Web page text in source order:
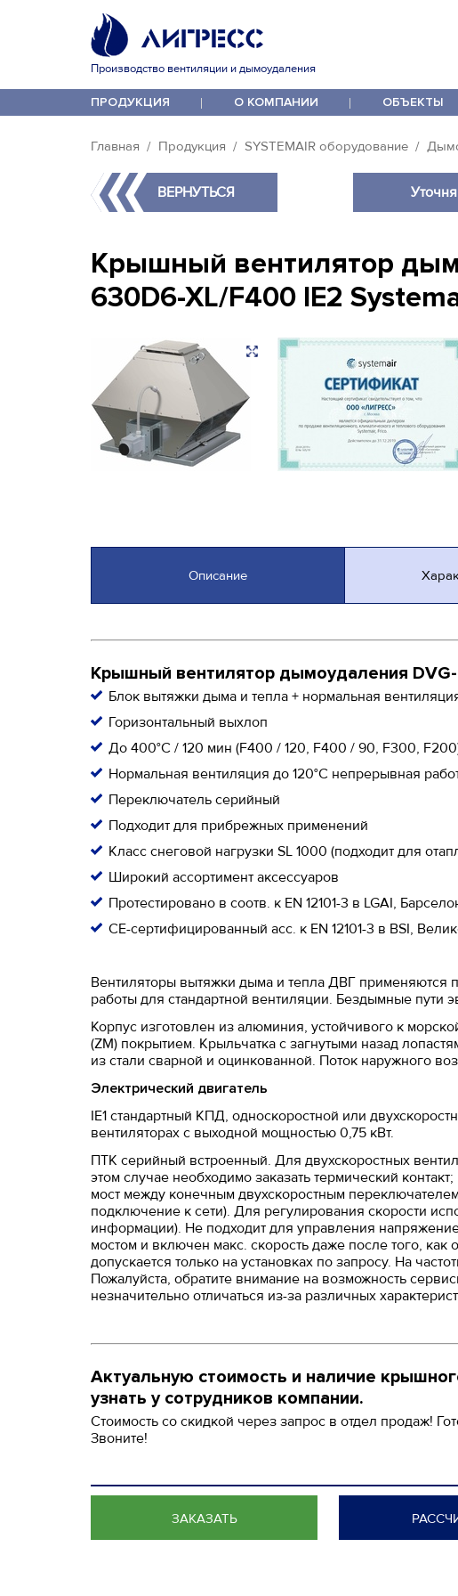
Производство вентиляции и дымоудаления
ПРОДУКЦИЯ О КОМПАНИИ ОБЪЕКТЫ
Главная Продукция SYSTEMAIR оборудование
ВЕРНУТЬСЯ
Крышный вентилятор
630D6-XL/F400 IE2
Описание
Крышный вентилятор дымоудаления
Блок вытяжки дыма и тепла + нормальная
Горизонтальный выхлоп
До 400°C / 120 мин (F400 / 120, F400 / 90, F300,
Нормальная вентиляция до 120°C непрерывная
Переключатель серийный
Подходит для прибрежных применений
Класс снеговой нагрузки SL 1000 (подходит для
Широкий ассортимент аксессуаров
Протестировано в соотв. к EN 12101-3 в LGAI,
CE-сертифицированный acc. к EN 12101-3 в BSI,
Вентиляторы вытяжки дыма и тепла ДВГ
работы для стандартной вентиляции. Бездымные
Корпус изготовлен из алюминия, устойчивого к
(ZM) покрытием. Крыльчатка с загнутыми назад
из стали сварной и оцинкованной. Поток наружного
Электрический двигатель
IE1 стандартный КПД, односкоростной или
вентиляторах с выходной мощностью 0,75 кВт.
ПТК серийный встроенный. Для двухскоростных
этом случае необходимо заказать термический
мост между конечным двухскоростным
подключение к сети). Для регулирования скорости
информации). Не подходит для управления
мостом и включен макс. скорость даже после того, как
допускается только на установках по запросу. На
Пожалуйста, обратите внимание на возможность
незначительно отличаться из-за различных
Актуальную стоимость и наличие
узнать у сотрудников компании.
Стоимость со скидкой через запрос в отдел продаж!
Звоните!
ЗАКАЗАТЬ